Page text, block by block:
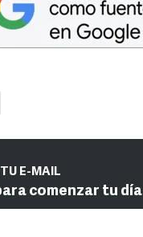
E-MAIL
comenzar tu día